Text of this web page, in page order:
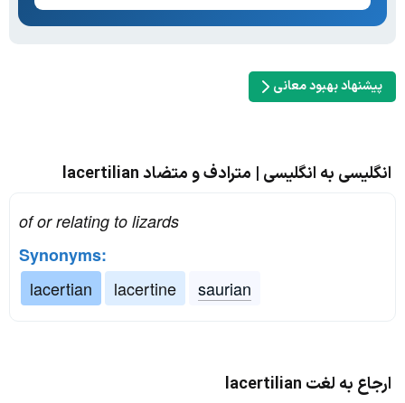
پیشنهاد بهبود معانی
انگلیسی به انگلیسی | مترادف و متضاد lacertilian
of or relating to lizards
Synonyms:
lacertian
lacertine saurian
ارجاع به لغت lacertilian